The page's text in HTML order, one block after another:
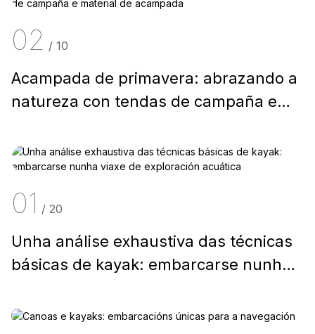
02 / 10
Acampada de primavera: abrazando a
natureza con tendas de campaña e
01 / 20
Unha análise exhaustiva das técnicas
básicas de kayak: embarcarse nunha